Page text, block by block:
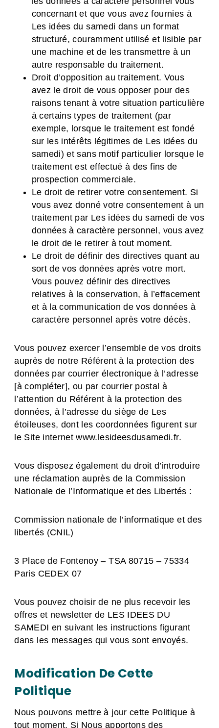
concernant et que vous avez fournies à
Les idées du samedi dans un format
structuré, couramment utilisé et lisible par
une machine et de les transmettre à un
autre responsable du traitement.
Droit d’opposition au traitement. Vous
avez le droit de vous opposer pour des
raisons tenant à votre situation particulière
à certains types de traitement (par
exemple, lorsque le traitement est fondé
sur les intérêts légitimes de Les idées du
samedi) et sans motif particulier lorsque le
traitement est effectué à des fins de
prospection commerciale.
Le droit de retirer votre consentement. Si
vous avez donné votre consentement à un
traitement par Les idées du samedi de vos
données à caractère personnel, vous avez
le droit de le retirer à tout moment.
Le droit de définir des directives quant au
sort de vos données après votre mort.
Vous pouvez définir des directives
relatives à la conservation, à l’effacement
et à la communication de vos données à
caractère personnel après votre décès.
Vous pouvez exercer l’ensemble de vos droits
auprès de notre Référent à la protection des
données par courrier électronique à l’adresse
[à compléter], ou par courrier postal à
l’attention du Référent à la protection des
données, à l’adresse du siège de Les
étoileuses, dont les coordonnées figurent sur
le Site internet www.lesideesdusamedi.fr.
Vous disposez également du droit d’introduire
une réclamation auprès de la Commission
Nationale de l’Informatique et des Libertés :
Commission nationale de l’informatique et des
libertés (CNIL)
3 Place de Fontenoy – TSA 80715 – 75334
Paris CEDEX 07
Vous pouvez choisir de ne plus recevoir les
offres et newsletter de LES IDEES DU
SAMEDI en suivant les instructions figurant
dans les messages qui vous sont envoyés.
Modification De Cette
Politique
Nous pouvons mettre à jour cette Politique à
tout moment. Si Nous apportons des